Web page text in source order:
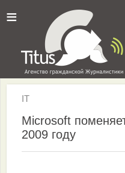
≡
IT
Microsoft
2009 году